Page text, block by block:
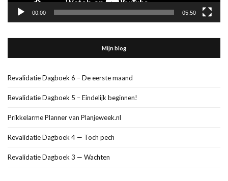
00:00 05:50
Mijn blog
Revalidatie Dagboek 6 – De eerste maand
Revalidatie Dagboek 5 – Eindelijk beginnen!
Prikkelarme Planner van Planjeweek.nl
Revalidatie Dagboek 4 — Toch pech
Revalidatie Dagboek 3 — Wachten